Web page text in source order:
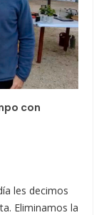
con
les decimos
Eliminamos la